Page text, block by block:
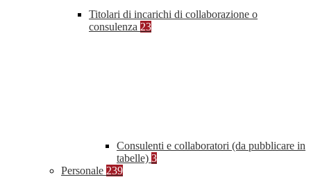
Titolari di incarichi di collaborazione o
consulenza 23
Consulenti e collaboratori (da pubblicare in
tabelle) 3
Personale 239